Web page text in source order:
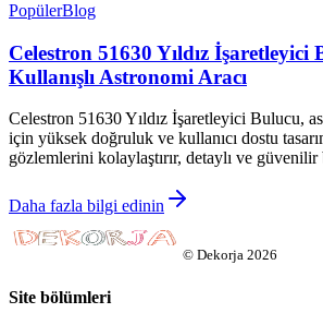
PopülerBlog
Celestron 51630 Yıldız İşaretleyici
Kullanışlı Astronomi Aracı
Celestron 51630 Yıldız İşaretleyici Bulucu,
için yüksek doğruluk ve kullanıcı dostu
gözlemlerini kolaylaştırır, detaylı ve
Daha fazla bilgi edinin
© Dekorja 2026
Site bölümleri